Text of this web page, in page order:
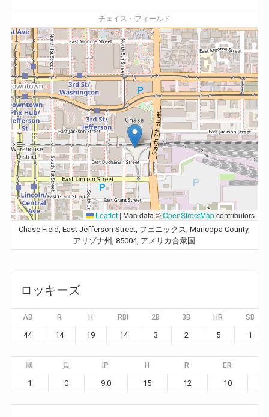
チェイス・フィールド
Leaflet | Map data ©OpenStreetMapcontributors
Chase Field, East Jefferson Street, フェニックス, Maricopa County,
アリゾナ州, 85004, アメリカ合衆国
ロッキーズ
AB R H RBI 2B 3B HR SB
44 14 19 14 3 2 5 1
勝 負 IP H R ER
1 0 9.0 15 12 10